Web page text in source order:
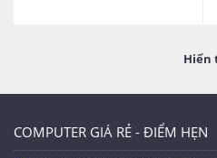
Hiển
COMPUTER GIÁ RẺ - ĐIỂM HẸN